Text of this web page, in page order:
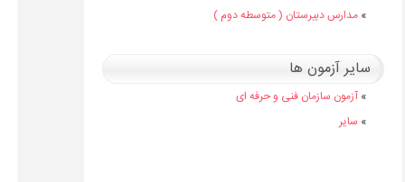
» مدارس دبیرستان ( متوسطه دوم )
سایر آزمون ها
» آزمون سازمان فنی و حرفه ای
» سایر